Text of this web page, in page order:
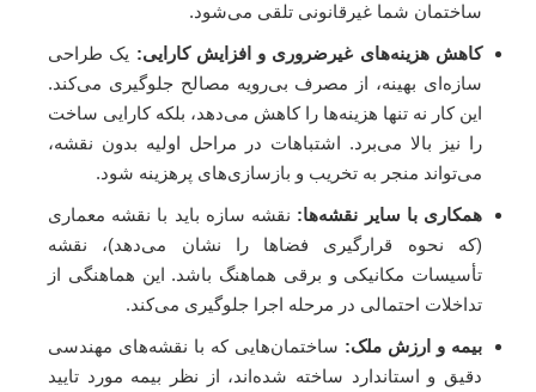
ساختمان شما غیرقانونی تلقی می‌شود.
کاهش هزینه‌های غیرضروری و افزایش کارایی: یک طراحی
سازه‌ای بهینه، از مصرف بی‌رویه مصالح جلوگیری می‌کند.
این کار نه تنها هزینه‌ها را کاهش می‌دهد، بلکه کارایی ساخت
را نیز بالا می‌برد. اشتباهات در مراحل اولیه بدون نقشه،
می‌تواند منجر به تخریب و بازسازی‌های پرهزینه شود.
همکاری با سایر نقشه‌ها: نقشه سازه باید با نقشه معماری
(که نحوه قرارگیری فضاها را نشان می‌دهد)، نقشه
تأسیسات مکانیکی و برقی هماهنگ باشد. این هماهنگی از
تداخلات احتمالی در مرحله اجرا جلوگیری می‌کند.
بیمه و ارزش ملک: ساختمان‌هایی که با نقشه‌های مهندسی
دقیق و استاندارد ساخته شده‌اند، از نظر بیمه مورد تایید